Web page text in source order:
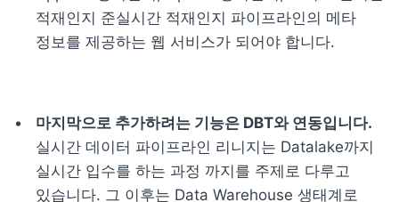
적재인지 준실시간 적재인지 파이프라인의 메타
정보를 제공하는 웹 서비스가 되어야 합니다.
실시간 데이터 파이프라인 리니지는 Datalake까지
실시간 입수를 하는 과정 까지를 주제로 다루고
있습니다. 그 이후는 Data Warehouse 생태계로